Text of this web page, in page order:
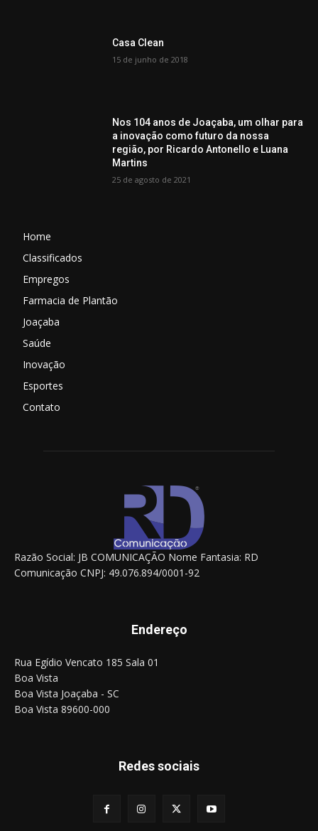
Casa Clean
15 de junho de 2018
Nos 104 anos de Joaçaba, um olhar para
a inovação como futuro da nossa
região, por Ricardo Antonello e Luana
Martins
25 de agosto de 2021
Home
Classificados
Empregos
Farmacia de Plantão
Joaçaba
Saúde
Inovação
Esportes
Contato
Razão Social: JB COMUNICAÇÃO Nome Fantasia: RD
Comunicação CNPJ: 49.076.894/0001-92
Endereço
Rua Egídio Vencato 185 Sala 01
Boa Vista
Boa Vista Joaçaba - SC
Boa Vista 89600-000
Redes sociais